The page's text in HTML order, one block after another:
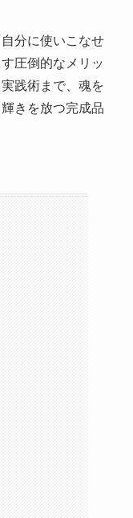
分に使いこなせ
圧倒的なメリッ
践術まで、魂を
きを放つ完成品